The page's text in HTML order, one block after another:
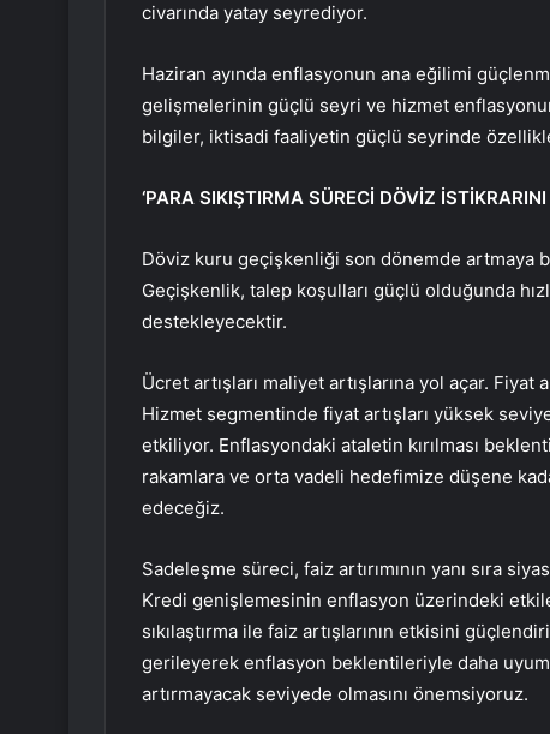
civarında yatay seyrediyor.
Haziran ayında enflasyonun ana eğilimi
gelişmelerinin güçlü seyri ve hizmet
bilgiler, iktisadi faaliyetin güçlü seyrinde
‘PARA SIKIŞTIRMA SÜRECİ DÖVİZ İSTİKRARINI
Döviz kuru geçişkenliği son dönemde artmaya
Geçişkenlik, talep koşulları güçlü olduğunda
destekleyecektir.
Ücret artışları maliyet artışlarına yol açar. Fiyat
Hizmet segmentinde fiyat artışları yüksek
etkiliyor. Enflasyondaki ataletin kırılması
rakamlara ve orta vadeli hedefimize düşene
edeceğiz.
Sadeleşme süreci, faiz artırımının yanı sıra
Kredi genişlemesinin enflasyon üzerindeki
sıkılaştırma ile faiz artışlarının etkisini
gerileyerek enflasyon beklentileriyle daha
artırmayacak seviyede olmasını önemsiyoruz.